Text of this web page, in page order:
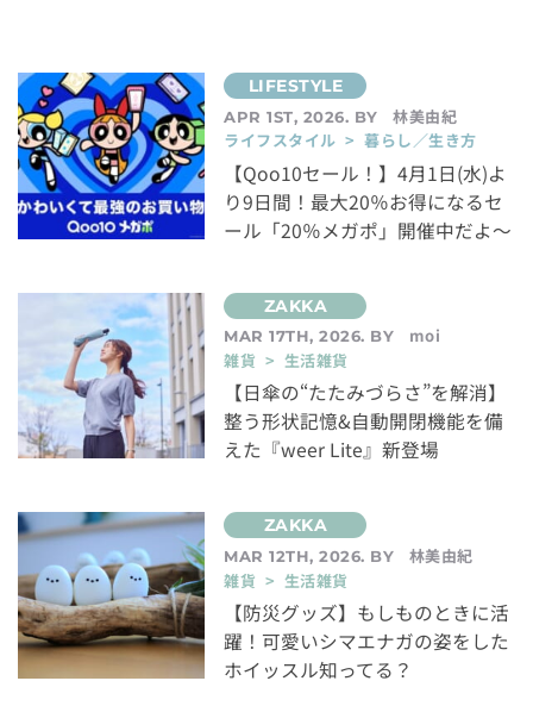
APR 1ST, 2026. BY
林美由紀
ライフスタイル > 暮らし／生き方
【Qoo10セール！】4月1日(水)よ
り9日間！最大20％お得になるセ
ール「20％メガポ」開催中だよ～
MAR 17TH, 2026. BY
moi
雑貨 > 生活雑貨
【日傘の“たたみづらさ”を解消】
整う形状記憶&自動開閉機能を備
えた『weer Lite』新登場
MAR 12TH, 2026. BY
林美由紀
雑貨 > 生活雑貨
【防災グッズ】もしものときに活
躍！可愛いシマエナガの姿をした
ホイッスル知ってる？